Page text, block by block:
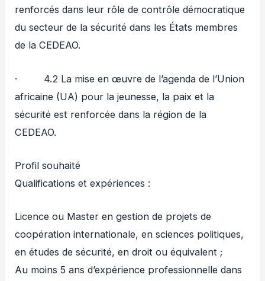
renforcés dans leur rôle de contrôle démocratique
du secteur de la sécurité dans les États membres
de la CEDEAO.
· 4.2 La mise en œuvre de l’agenda de l’Union
africaine (UA) pour la jeunesse, la paix et la
sécurité est renforcée dans la région de la
CEDEAO.
Profil souhaité
Qualifications et expériences :
Licence ou Master en gestion de projets de
coopération internationale, en sciences politiques,
en études de sécurité, en droit ou équivalent ;
Au moins 5 ans d’expérience professionnelle dans